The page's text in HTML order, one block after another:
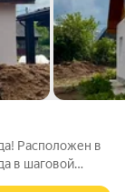
Расположен в
в шаговой